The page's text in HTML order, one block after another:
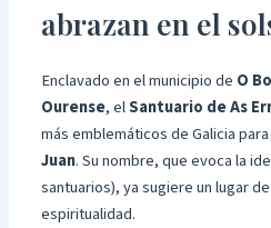
abrazan en el
Enclavado en el municipio de O
Ourense, elSantuario de As
más emblemáticos de Galicia
Juan. Su nombre, que evoca la
santuarios), ya sugiere un lugar
espiritualidad.